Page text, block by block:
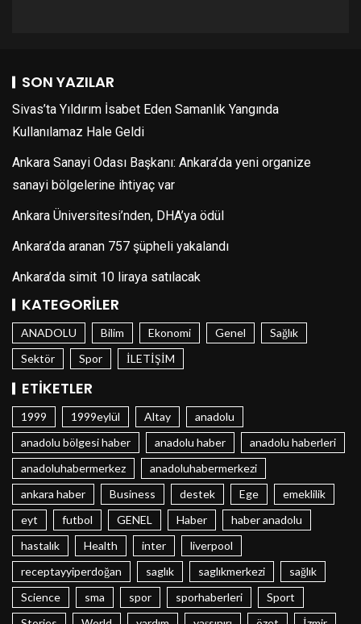
SON YAZILAR
Sivas’ta Yıldırım İsabet Eden Samanlık Yangında
Kullanılamaz Hale Geldi
Ankara Sanayi Odası Başkanı: Ankara’da yeni organize
sanayi bölgelerine ihtiyaç var
Ankara Üniversitesi’nden, DHA’ya ödül
Ankara’da aranan 757 şüpheli yakalandı
Ankara’da simit 10 liraya satılacak
KATEGORILER
ANADOLU Bilim Ekonomi Genel
Sağlık
Sektör
Spor İLETİŞİM
ETIKETLER
1999 1999eylül Altay
anadolu
anadolu bölgesi haber
anadolu haber
anadolu haberleri
anadoluhabermerkez
anadoluhabermerkezi
ankara haber
Business destek Ege
emeklilik
eyt
futbol GENEL Haber
haber anadolu
hastalık
Health inter
liverpool
receptayyiperdoğan
saglık saglıkmerkezi
sağlık
Science
sma spor sporhaberleri
Sport